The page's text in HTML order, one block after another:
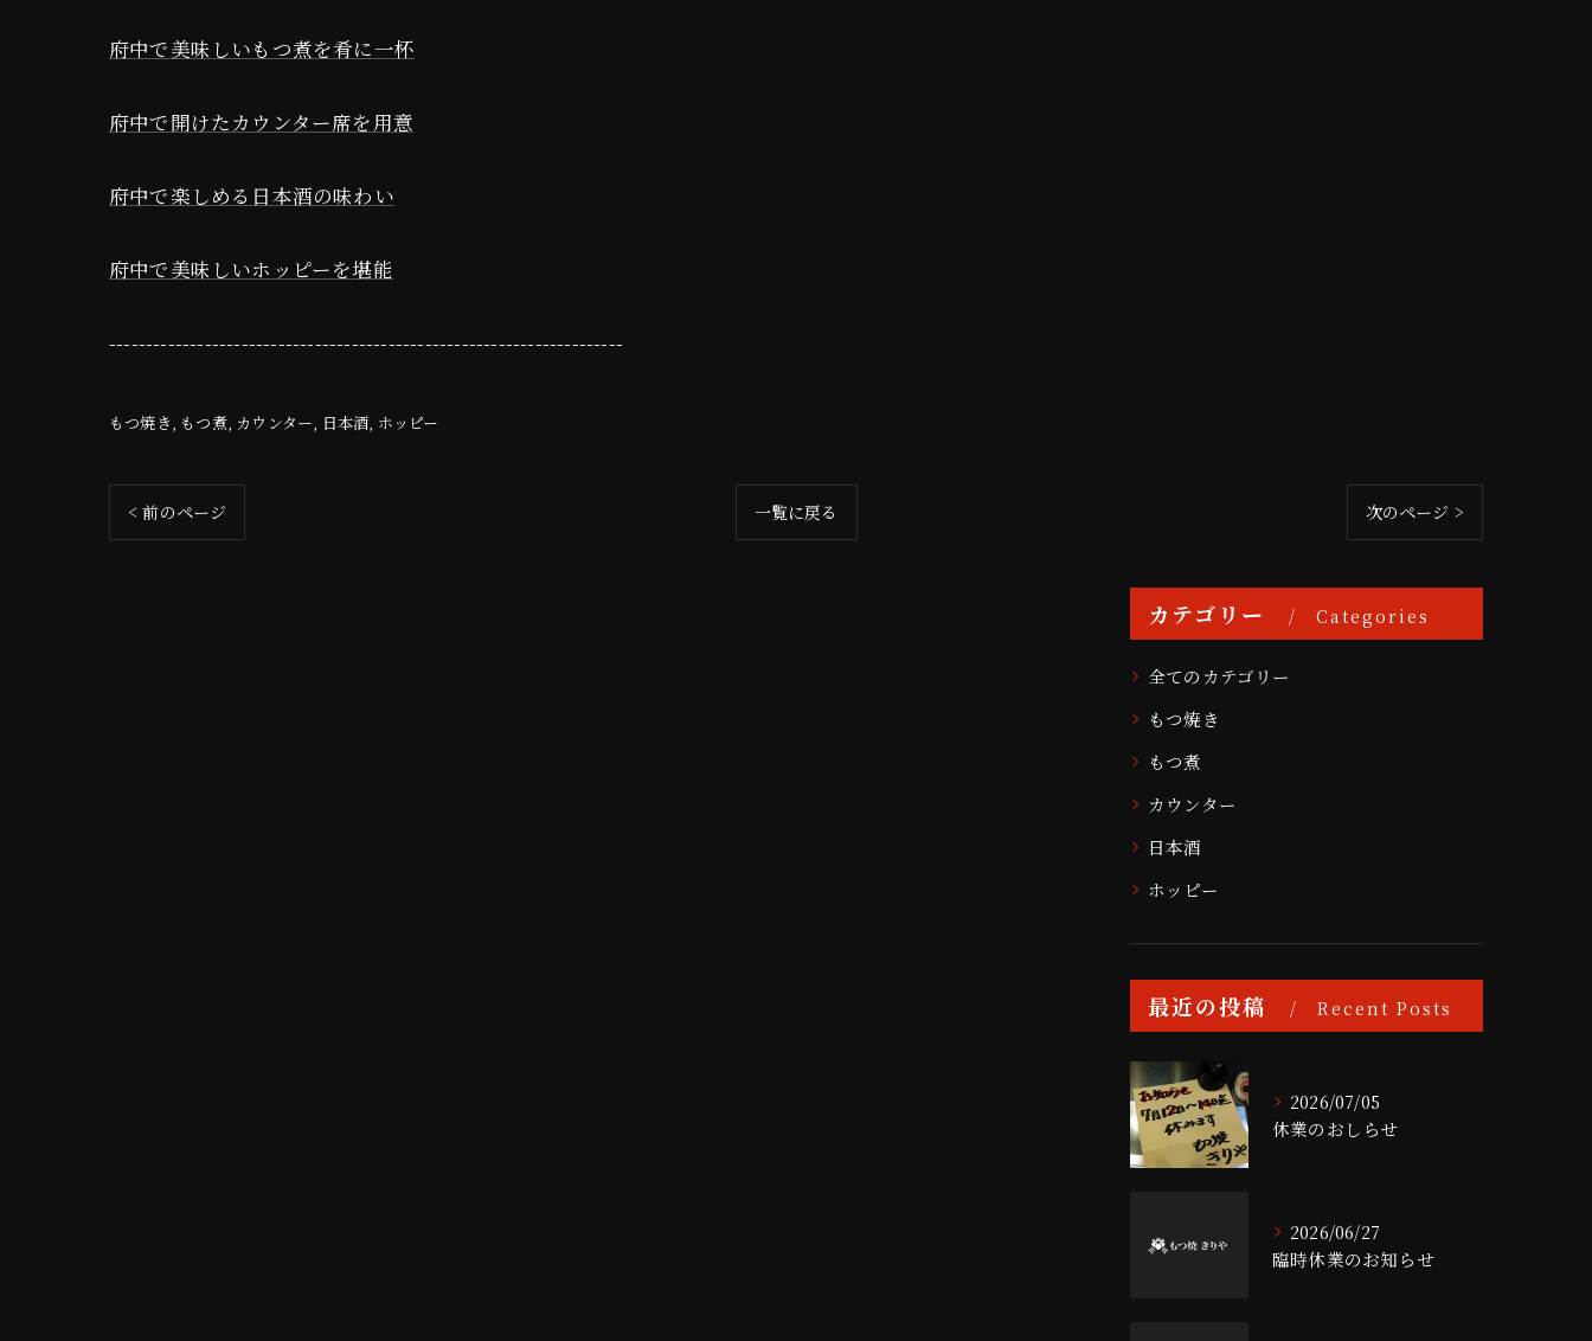
府中で美味しいもつ煮を肴に一杯
府中で開けたカウンター席を用意
府中で楽しめる日本酒の味わい
府中で美味しいホッピーを堪能
----------------------------------------------------------------------
もつ焼き もつ煮 カウンター 日本酒 ホッピー
< 前のページ 一覧に戻る 次のページ >
カテゴリー Categories
全てのカテゴリー
もつ焼き
もつ煮
カウンター
日本酒
ホッピー
最近の投稿 Recent Posts
2026/07/05
休業のおしらせ
2026/06/27
臨時休業のお知らせ